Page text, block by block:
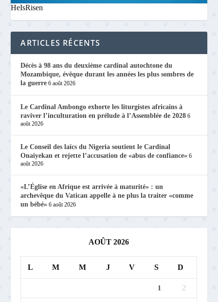
HeIsRisen
ARTICLES RÉCENTS
Décès à 98 ans du deuxième cardinal autochtone du
Mozambique, évêque durant les années les plus sombres de
la guerre 6 août 2026
Le Cardinal Ambongo exhorte les liturgistes africains à
raviver l’inculturation en prélude à l’Assemblée de 2028 6
août 2026
Le Conseil des laïcs du Nigeria soutient le Cardinal
Onaiyekan et rejette l’accusation de «abus de confiance» 6
août 2026
«L’Église en Afrique est arrivée à maturité» : un
archevêque du Vatican appelle à ne plus la traiter «comme
un bébé» 6 août 2026
AOÛT 2026
L M M J V S D
1 2